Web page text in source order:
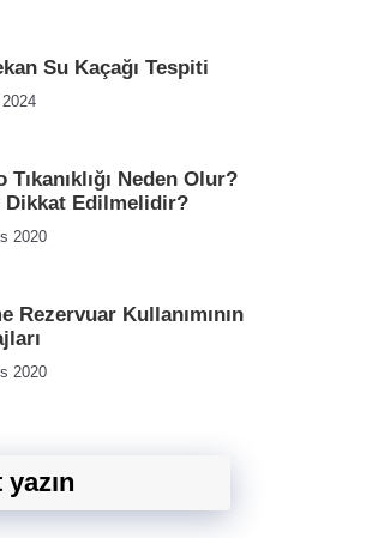
Su Kaçağı Tespiti
Tıkanıklığı Neden Olur?
Dikkat Edilmelidir?
2020
Rezervuar Kullanımının
2020